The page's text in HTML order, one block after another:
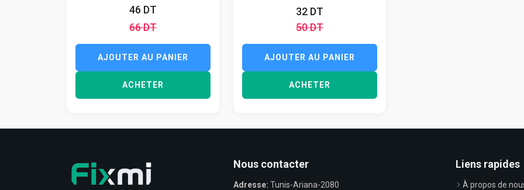
46 DT
66 DT
AJOUTER AU PANIER
ACHETER
32 DT
50 DT
AJOUTER AU PANIER
ACHETER
Nous contacter
Adresse: Tunis-Ariana-2080
Liens rapides
À propos de